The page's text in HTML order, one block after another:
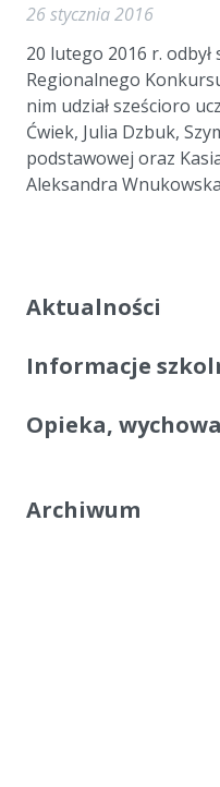
26 stycznia 2016
20 lutego 2016 r.
Regionalnego
nim udział sześcioro
Ćwiek, Julia Dzbuk,
podstawowej oraz
Aleksandra
Aktualności
Informacje
Opieka,
Archiwum